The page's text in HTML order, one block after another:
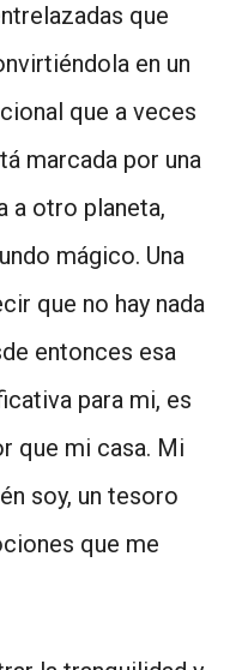
que
en un
que a veces
marcada por una
a otro planeta,
mágico. Una
que no hay nada
entonces esa
para mi, es
que mi casa. Mi
soy, un tesoro
que me